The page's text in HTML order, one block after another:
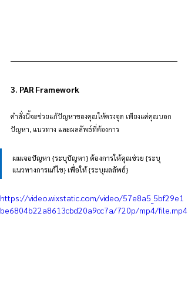
3. PAR Framework
คำสั่งนี้จะช่วยแก้ปัญหาของคุณให้ตรงจุด เพียงแค่คุณบอก
ปัญหา, แนวทาง และผลลัพธ์ที่ต้องการ
ผมเจอปัญหา {ระบุปัญหา} ต้องการให้คุณช่วย {ระบุ
แนวทางการแก้ไข} เพื่อให้ {ระบุผลลัพธ์}
https://video.wixstatic.com/video/57e8a5_5bf29e1
be6804b22a8613cbd20a9cc7a/720p/mp4/file.mp4